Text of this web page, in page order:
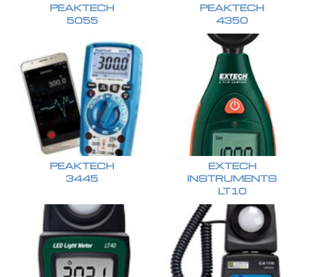
PEAKTECH
5055
PEAKTECH
4350
PEAKTECH
3445
EXTECH
INSTRUMENTS
LT10